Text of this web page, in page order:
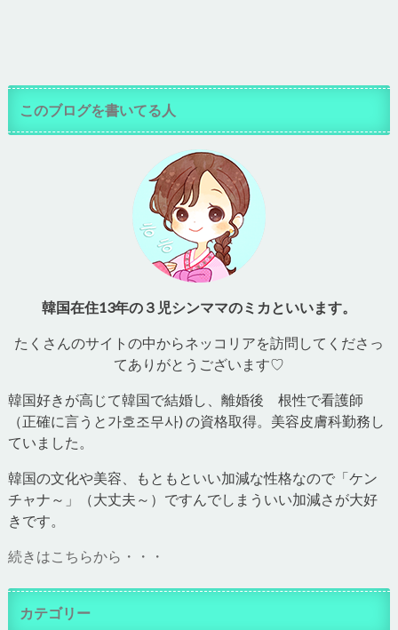
このブログを書いてる人
韓国在住13年の３児シンママのミカといいます。
たくさんのサイトの中からネッコリアを訪問してくださっ
てありがとうございます♡
韓国好きが高じて韓国で結婚し、離婚後 根性で看護師
（正確に言うと가호조무사) の資格取得。美容皮膚科勤務し
ていました。
韓国の文化や美容、もともといい加減な性格なので「ケン
チャナ～」（大丈夫～）ですんでしまういい加減さが大好
きです。
続きはこちらから・・・
カテゴリー